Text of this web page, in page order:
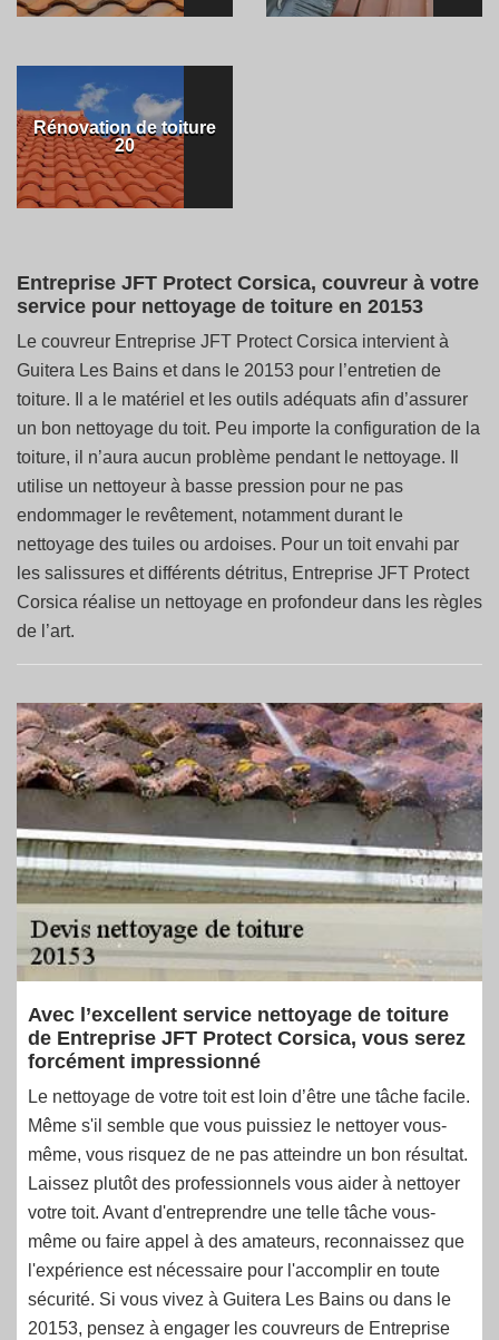
Rénovation de toiture
20
Entreprise JFT Protect Corsica, couvreur à votre
service pour nettoyage de toiture en 20153
Le couvreur Entreprise JFT Protect Corsica intervient à
Guitera Les Bains et dans le 20153 pour l’entretien de
toiture. Il a le matériel et les outils adéquats afin d’assurer
un bon nettoyage du toit. Peu importe la configuration de la
toiture, il n’aura aucun problème pendant le nettoyage. Il
utilise un nettoyeur à basse pression pour ne pas
endommager le revêtement, notamment durant le
nettoyage des tuiles ou ardoises. Pour un toit envahi par
les salissures et différents détritus, Entreprise JFT Protect
Corsica réalise un nettoyage en profondeur dans les règles
de l’art.
Avec l’excellent service nettoyage de toiture
de Entreprise JFT Protect Corsica, vous serez
forcément impressionné
Le nettoyage de votre toit est loin d’être une tâche facile.
Même s'il semble que vous puissiez le nettoyer vous-
même, vous risquez de ne pas atteindre un bon résultat.
Laissez plutôt des professionnels vous aider à nettoyer
votre toit. Avant d'entreprendre une telle tâche vous-
même ou faire appel à des amateurs, reconnaissez que
l'expérience est nécessaire pour l'accomplir en toute
sécurité. Si vous vivez à Guitera Les Bains ou dans le
20153, pensez à engager les couvreurs de Entreprise